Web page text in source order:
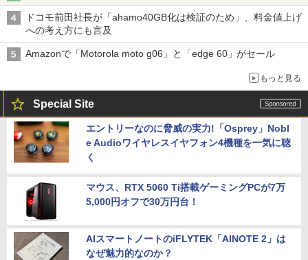
ドコモ前田社長が「ahamo40GB化は検証のため」、料金値上げ
への考え方にも言及
Amazonで「Motorola moto g06」と「edge 60」がセール
もっと見る
Special Site
エントリーなのに脅威の実力!「Osprey」Nobl
e Audioワイヤレスイヤフォン4機種を一気に聴
く
マウス、RTX 5060 Ti搭載ゲーミングPCが7万
5,000円オフで30万円台！
AIスマートノートのiFLYTEK「AINOTE 2」は
なぜ魅力的なのか？